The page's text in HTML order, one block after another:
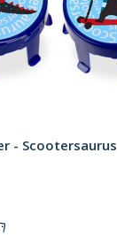
- Scootersaurus